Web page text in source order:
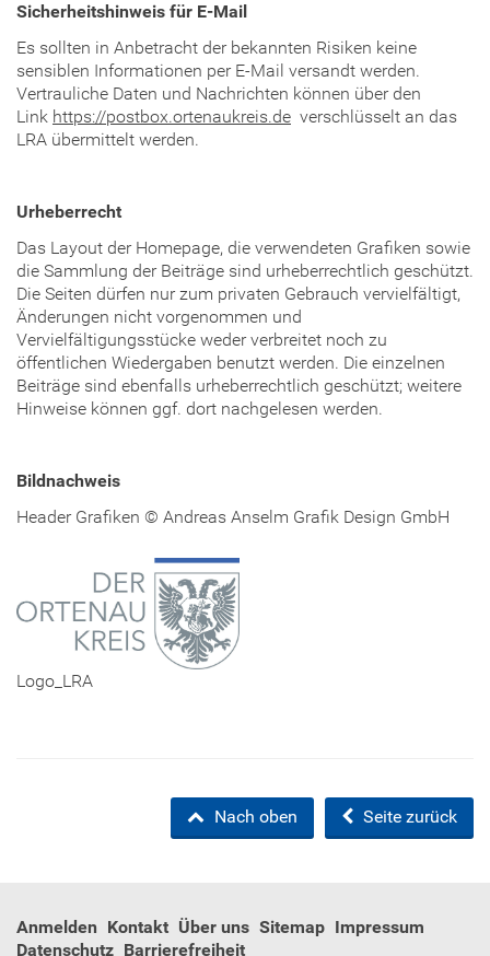
Sicherheitshinweis für E-Mail
Es sollten in Anbetracht der bekannten Risiken keine
sensiblen Informationen per E-Mail versandt werden.
Vertrauliche Daten und Nachrichten können über den
Link https://postbox.ortenaukreis.de verschlüsselt an das
LRA übermittelt werden.
Urheberrecht
Das Layout der Homepage, die verwendeten Grafiken sowie
die Sammlung der Beiträge sind urheberrechtlich geschützt.
Die Seiten dürfen nur zum privaten Gebrauch vervielfältigt,
Änderungen nicht vorgenommen und
Vervielfältigungsstücke weder verbreitet noch zu
öffentlichen Wiedergaben benutzt werden. Die einzelnen
Beiträge sind ebenfalls urheberrechtlich geschützt; weitere
Hinweise können ggf. dort nachgelesen werden.
Bildnachweis
Header Grafiken © Andreas Anselm Grafik Design GmbH
Logo_LRA
Seite zurück
Nach oben
Anmelden Kontakt Über uns Sitemap Impressum
Datenschutz Barrierefreiheit